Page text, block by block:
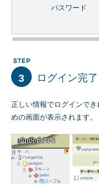
パスワード
3 ログイン完了
正しい情報でログインで
めの画面が表示されます。